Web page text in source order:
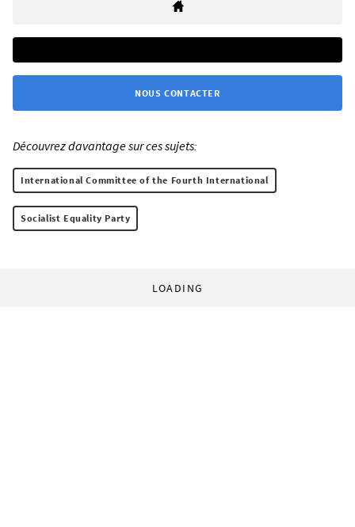
NOUS CONTACTER
Découvrez davantage sur ces sujets:
International Committee of the Fourth International
Socialist Equality Party
LOADING